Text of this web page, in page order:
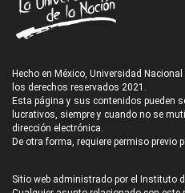
Hecho en México, Universidad
los derechos reservados 2021.
Esta página y sus contenidos pueden
lucrativos, siempre y cuando no se
dirección electrónica.
De otra forma, requiere permiso previo
Sitio web administrado por el Instituto